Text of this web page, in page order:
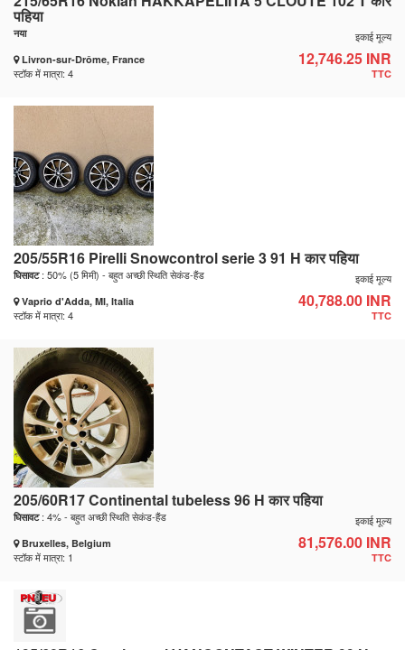
पहिया
नया
Livron-sur-Drôme, France
स्टॉक में मात्रा: 4
इकाई मूल्य
12,746.25 INR
TTC
205/55R16 Pirelli Snowcontrol serie 3 91 H कार पहिया
घिसावट: 50% (5 मिमी) - बहुत अच्छी स्थिति सेकंड-हैंड
Vaprio d'Adda, MI, Italia
स्टॉक में मात्रा: 4
इकाई मूल्य
40,788.00 INR
TTC
205/60R17 Continental tubeless 96 H कार पहिया
घिसावट: 4% - बहुत अच्छी स्थिति सेकंड-हैंड
Bruxelles, Belgium
स्टॉक में मात्रा: 1
इकाई मूल्य
81,576.00 INR
TTC